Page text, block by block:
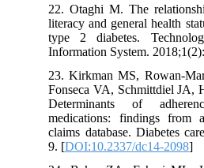
22. Otaghi M. The
literacy and general health
type 2 diabetes.
Information System.
23. Kirkman MS, Rowan-
Fonseca VA, Schmittdiel
Determinants of
medications: findings
claims database. Diabetes
9. [DOI:10.2337/dc14-2098